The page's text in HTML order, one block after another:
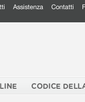
Assistenza Contatti
CODICE